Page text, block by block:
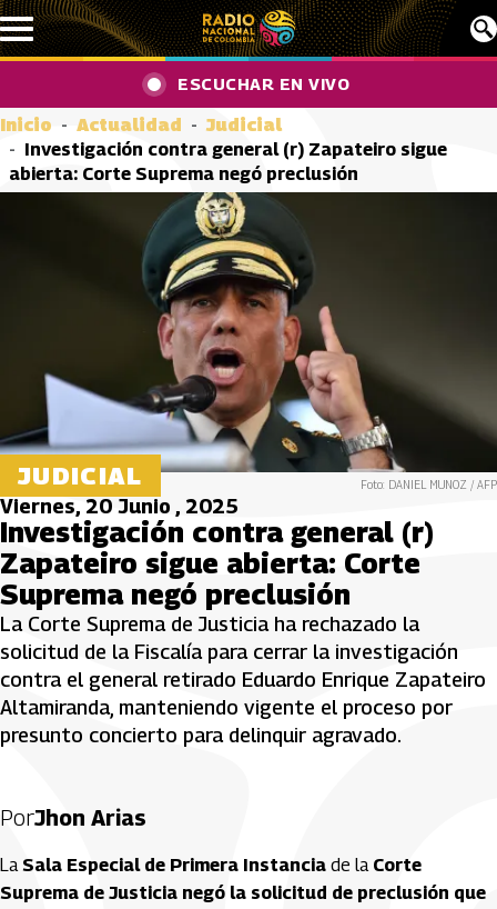
Pasar al contenido principal
ESCUCHAR EN VIVO
Inicio Actualidad
Judicial
Investigación contra general (r) Zapateiro sigue
abierta: Corte Suprema negó preclusión
JUDICIAL Foto: DANIEL MUNOZ / AFP
Viernes, 20 Junio , 2025
Investigación contra general (r)
Zapateiro sigue abierta: Corte
Suprema negó preclusión
La Corte Suprema de Justicia ha rechazado la
solicitud de la Fiscalía para cerrar la investigación
contra el general retirado Eduardo Enrique Zapateiro
Altamiranda, manteniendo vigente el proceso por
presunto concierto para delinquir agravado.
PorJhon Arias
LaSala Especial de Primera Instancia de laCorte
Suprema de Justicia negó la solicitud de preclusión que